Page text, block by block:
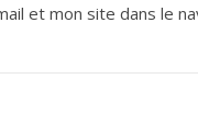
et mon site dans le